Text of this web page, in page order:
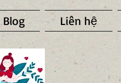
Blog Liên hệ